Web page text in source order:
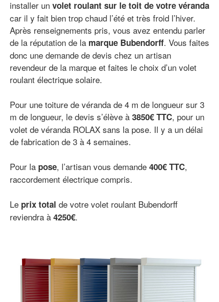
installer un volet roulant sur le toit de votre véranda
car il y fait bien trop chaud l’été et très froid l’hiver.
Après renseignements pris, vous avez entendu parler
de la réputation de la marque Bubendorff. Vous faites
donc une demande de devis chez un artisan
revendeur de la marque et faites le choix d’un volet
roulant électrique solaire.
Pour une toiture de véranda de 4 m de longueur sur 3
m de longueur, le devis s’élève à 3850€ TTC, pour un
volet de véranda ROLAX sans la pose. Il y a un délai
de fabrication de 3 à 4 semaines.
Pour la pose, l’artisan vous demande 400€ TTC,
raccordement électrique compris.
Le prix total de votre volet roulant Bubendorff
reviendra à 4250€.